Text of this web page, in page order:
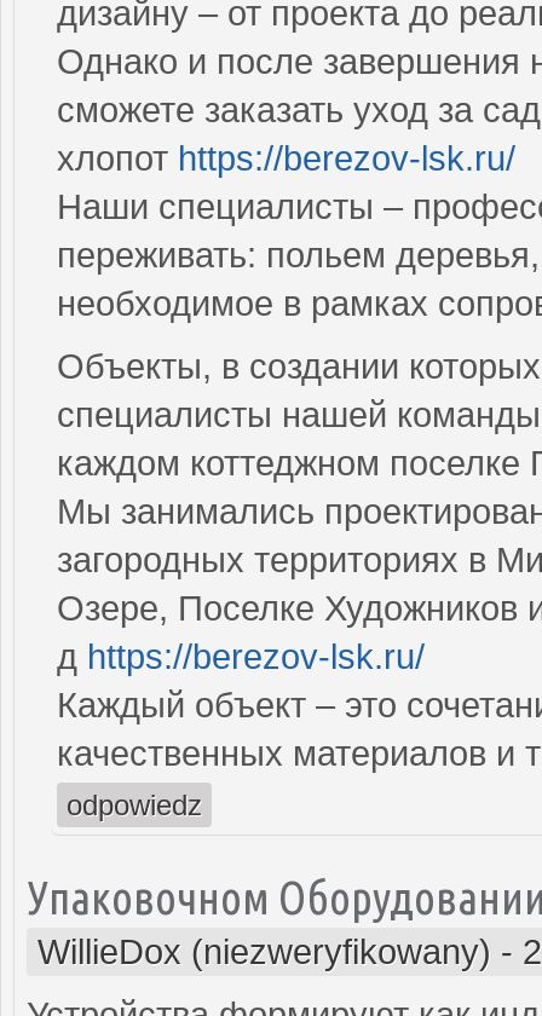
дизайну – от проекта до
Однако и после завершения
сможете заказать уход за
хлопот https://berezov-lsk.ru/
Наши специалисты –
переживать: польем
необходимое в рамках
Объекты, в создании
специалисты нашей
каждом коттеджном
Мы занимались
загородных территориях в
Озере, Поселке Художников
д https://berezov-lsk.ru/
Каждый объект – это
качественных материалов и
odpowiedz
Упаковочном
WillieDox (niezweryfikowany) -